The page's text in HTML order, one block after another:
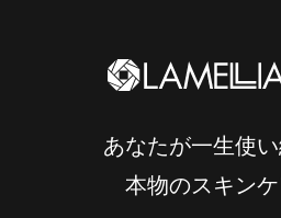
あなたが一生使
本物のスキン